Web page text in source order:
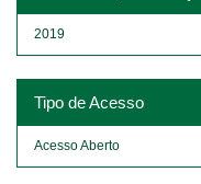
2019
Tipo de Acesso
Acesso Aberto